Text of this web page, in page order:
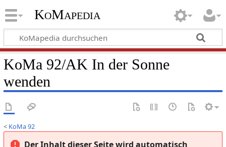
KoMapedia
KoMa 92/AK In der Sonne
wenden
< KoMa 92
Der Inhalt dieser Seite wird automatisch